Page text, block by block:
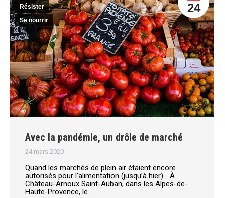
24
Résister
Se nourrir
Avec la pandémie, un drôle de marché
24 mars 2020
Quand les marchés de plein air étaient encore
autorisés pour l’alimentation (jusqu’à hier)… À
Château-Arnoux Saint-Auban, dans les Alpes-de-
Haute-Provence, le…